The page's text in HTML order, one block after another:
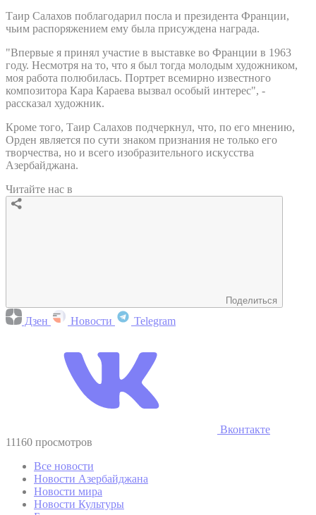
Таир Салахов поблагодарил посла и президента Франции,
чьим распоряжением ему была присуждена награда.
"Впервые я принял участие в выставке во Франции в 1963
году. Несмотря на то, что я был тогда молодым художником,
моя работа полюбилась. Портрет всемирно известного
композитора Кара Караева вызвал особый интерес", -
рассказал художник.
Кроме того, Таир Салахов подчеркнул, что, по его мнению,
Орден является по сути знаком признания не только его
творчества, но и всего изобразительного искусства
Азербайджана.
Читайте нас в
Поделиться
Дзен Новости Telegram
Вконтакте
11160 просмотров
Все новости
Новости Азербайджана
Новости мира
Новости Культуры